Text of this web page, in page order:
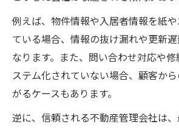
例えば、物件情報や入居者情報を紙
ている場合、情報の抜け漏れや更新
なります。また、問い合わせ対応や
ステム化されていない場合、顧客か
がるケースもあります。
逆に、信頼される不動産管理会社は